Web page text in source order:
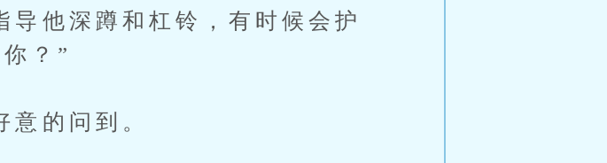
深蹲和杠铃，有时候会护
？”
的问到。